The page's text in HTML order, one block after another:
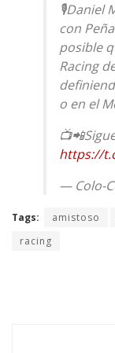
🎙️Daniel
con
posible
Racing
o en el
https://
— Colo-
Tags: amistoso
racing